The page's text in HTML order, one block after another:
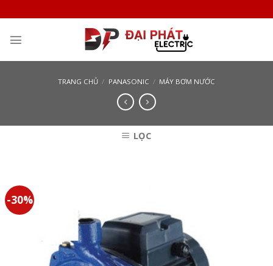
to
content
TRANG CHỦ / PANASONIC / MÁY BƠM NƯỚC
LỌC
-30%